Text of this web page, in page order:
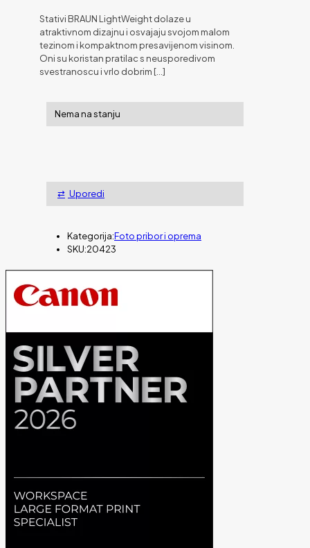
Stativi BRAUN LightWeight dolaze u
atraktivnom dizajnu i osvajaju svojom malom
tezinom i kompaktnom presavijenom visinom.
Oni su koristan pratilac s neusporedivom
svestranoscu i vrlo dobrim […]
Nema na stanju
Uporedi
Kategorija:Foto pribor i oprema
SKU:20423